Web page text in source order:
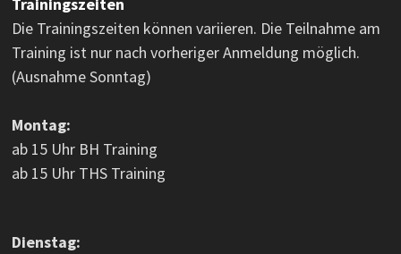
Die Trainingszeiten können variieren. Die Teilnahme am
Training ist nur nach vorheriger Anmeldung möglich.
(Ausnahme Sonntag)
Montag:
ab 15 Uhr BH Training
ab 15 Uhr THS Training
Dienstag: